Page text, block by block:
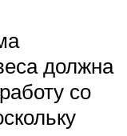
должна
со